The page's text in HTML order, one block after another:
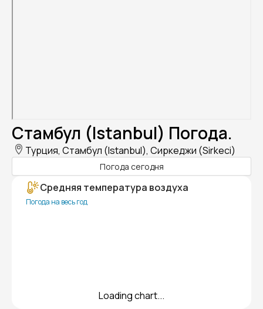
Стамбул (Istanbul) Погода.
Турция, Стамбул (Istanbul), Сиркеджи (Sirkeci)
Погода сегодня
Средняя температура воздуха
Погода на весь год
Loading chart...